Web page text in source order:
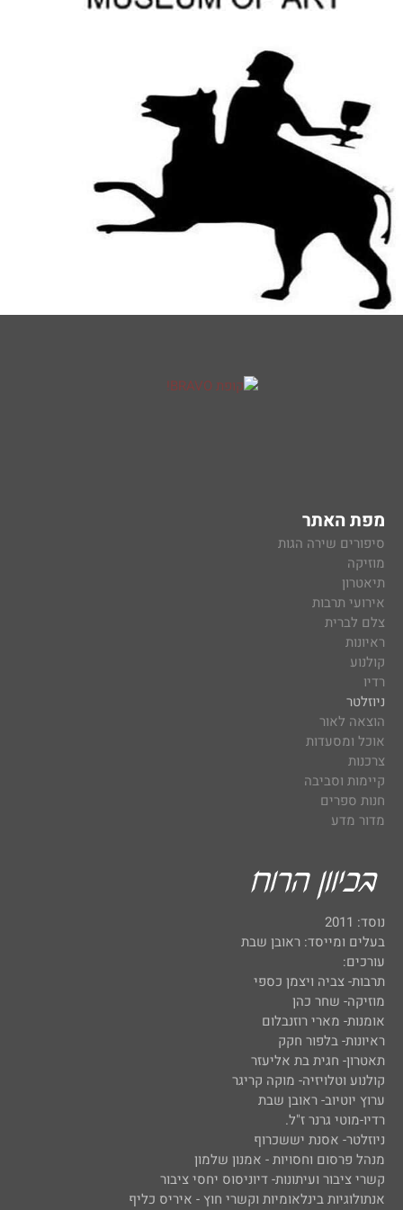
מפת האתר
סיפורים שירה הגות
מוזיקה
תיאטרון
אירועי תרבות
צלם לברית
ראיונות
קולנוע
רדיו
ניוזלטר
הוצאה לאור
אוכל ומסעדות
צרכנות
קיימות וסביבה
חנות ספרים
מדור מדע
נוסד: 2011
בעלים ומייסד: ראובן שבת
עורכים:
תרבות- צביה ויצמן כספי
מוזיקה- שחר כהן
אומנות- מארי רוזנבלום
ראיונות- בלפור חקק
תאטרון- חגית בת אליעזר
קולנוע וטלויזיה- מוקה קריגר
ערוץ יוטיוב- ראובן שבת
רדיו-מוטי גרנר ז"ל.
ניוזלטר- אסנת יששכרוף
מנהל פרסום וחסויות - אמנון שלמון
קשרי ציבור ועיתונות- דיוניסוס יחסי ציבור
אנתולוגיות בינלאומיות וקשרי חוץ - איריס כליף